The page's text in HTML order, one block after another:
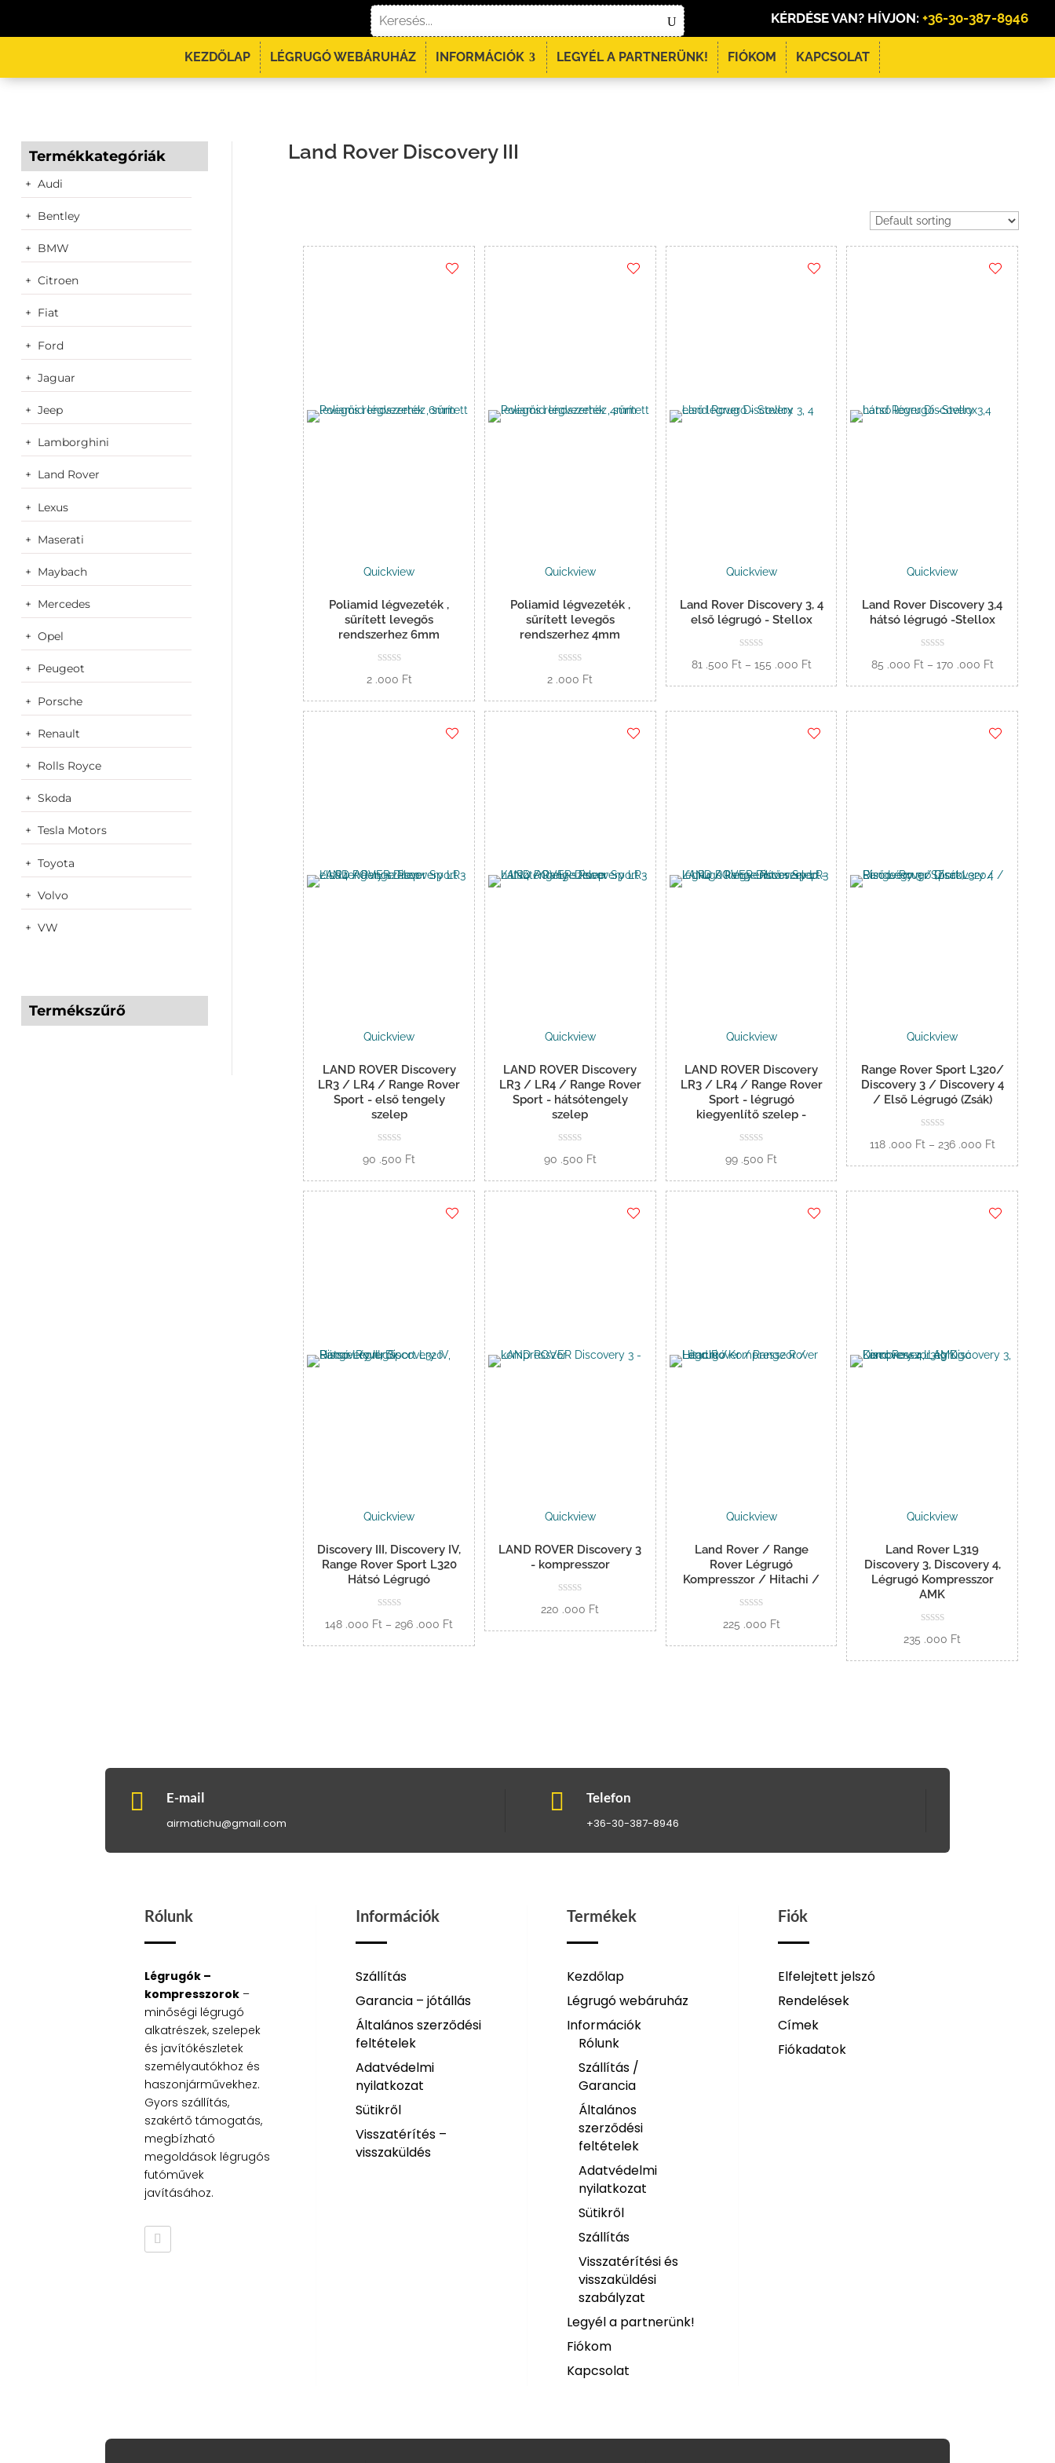
KÉRDÉSE VAN? HÍVJON:+36-30-387-8946
KEZDŐLAP LÉGRUGÓ WEBÁRUHÁZ INFORMÁCIÓK LEGYÉL A PARTNERÜNK! FIÓKOM KAPCSOLAT
Termékkategóriák
Audi
Bentley
BMW
Citroen
Fiat
Ford
Jaguar
Jeep
Lamborghini
Land Rover
Lexus
Maserati
Maybach
Mercedes
Opel
Peugeot
Porsche
Renault
Rolls Royce
Skoda
Tesla Motors
Toyota
Volvo
VW
Termékszűrő
Land Rover Discovery III
Quickview
Poliamid légvezeték ,
sűrített levegős
rendszerhez 6mm
2 .000 Ft
Kosárba
Quickview
Poliamid légvezeték ,
sűrített levegős
rendszerhez 4mm
2 .000 Ft
Kosárba
Quickview
Land Rover Discovery 3, 4
első légrugó - Stellox
81 .500 Ft – 155 .000 FtÁrtartomány:
155
.000 Ft
Opciók
Quickview
Land Rover Discovery 3,4
hátsó légrugó -Stellox
85 .000 Ft – 170 .000 Ft
170
.000 Ft
Opciók
Quickview
LAND ROVER Discovery
LR3 / LR4 / Range Rover
Sport - első tengely
szelep
90 .500 Ft
Kosárba
Quickview
LAND ROVER Discovery
LR3 / LR4 / Range Rover
Sport - hátsótengely
szelep
90 .500 Ft
Kosárba
Quickview
LAND ROVER Discovery
LR3 / LR4 / Range Rover
Sport - légrugó
kiegyenlítő szelep -
99 .500 Ft
Kosárba
Quickview
Range Rover Sport L320/
Discovery 3 / Discovery 4
/ Első Légrugó (Zsák)
118 .000 Ft – 236 .000 Ft
236
.000 Ft
Opciók
Quickview
Discovery III, Discovery IV,
Range Rover Sport L320
Hátsó Légrugó
148 .000 Ft – 296 .000 Ft Ártartomány:
Opciók
Quickview
LAND ROVER Discovery 3
- kompresszor
220 .000 Ft
Kosárba
Quickview
Land Rover / Range
Rover Légrugó
Kompresszor / Hitachi /
225 .000 Ft
Kosárba
Quickview
Land Rover L319
Discovery 3, Discovery 4,
Légrugó Kompresszor
AMK
235 .000 Ft
Kosárba
 E-mail
airmatichu@gmail.com
 Telefon
+36-30-387-8946
Rólunk
Légrugók –
kompresszorok –
minőségi légrugó
alkatrészek, szelepek
és javítókészletek
személyautókhoz és
haszonjárművekhez.
Gyors szállítás,
szakértő támogatás,
megbízható
megoldások légrugós
futóművek
javításához.
Információk
Szállítás
Garancia – jótállás
Általános szerződési
feltételek
Adatvédelmi
nyilatkozat
Sütikről
Visszatérítés –
visszaküldés
Termékek
Kezdőlap
Légrugó webáruház
Információk
Rólunk
Szállítás /
Garancia
Általános
szerződési
feltételek
Adatvédelmi
nyilatkozat
Sütikről
Szállítás
Visszatérítési és
visszaküldési
szabályzat
Legyél a partnerünk!
Fiókom
Kapcsolat
Fiók
Elfelejtett jelszó
Rendelések
Címek
Fiókadatok